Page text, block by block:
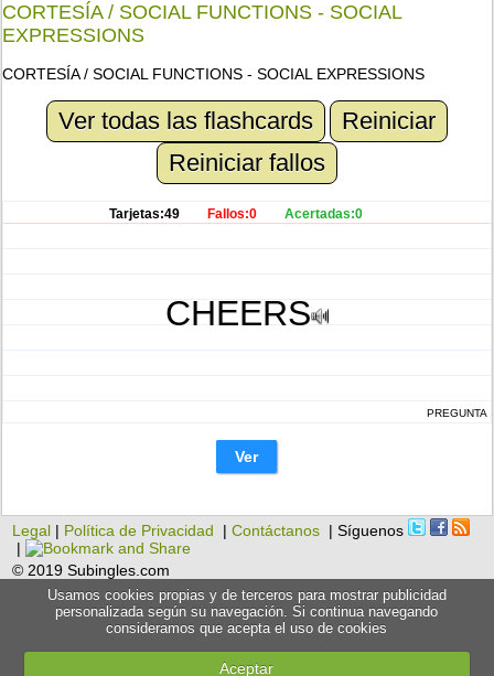
CORTESÍA / SOCIAL FUNCTIONS - SOCIAL
EXPRESSIONS
CORTESÍA / SOCIAL FUNCTIONS - SOCIAL EXPRESSIONS
Ver todas las flashcards
Reiniciar
Reiniciar fallos
Tarjetas:49 Fallos:0 Acertadas:0
CHEERS
PREGUNTA
Ver
Legal | Política de Privacidad |Contáctanos | Síguenos
|
© 2019 Subingles.com
Usamos cookies propias y de terceros para mostrar publicidad
personalizada según su navegación. Si continua navegando
consideramos que acepta el uso de cookies
Aceptar